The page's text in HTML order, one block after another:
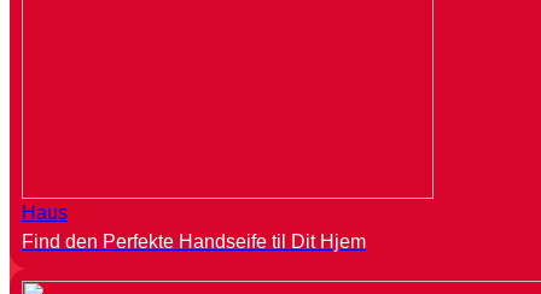
Haus
Find den Perfekte Handseife til Dit Hjem